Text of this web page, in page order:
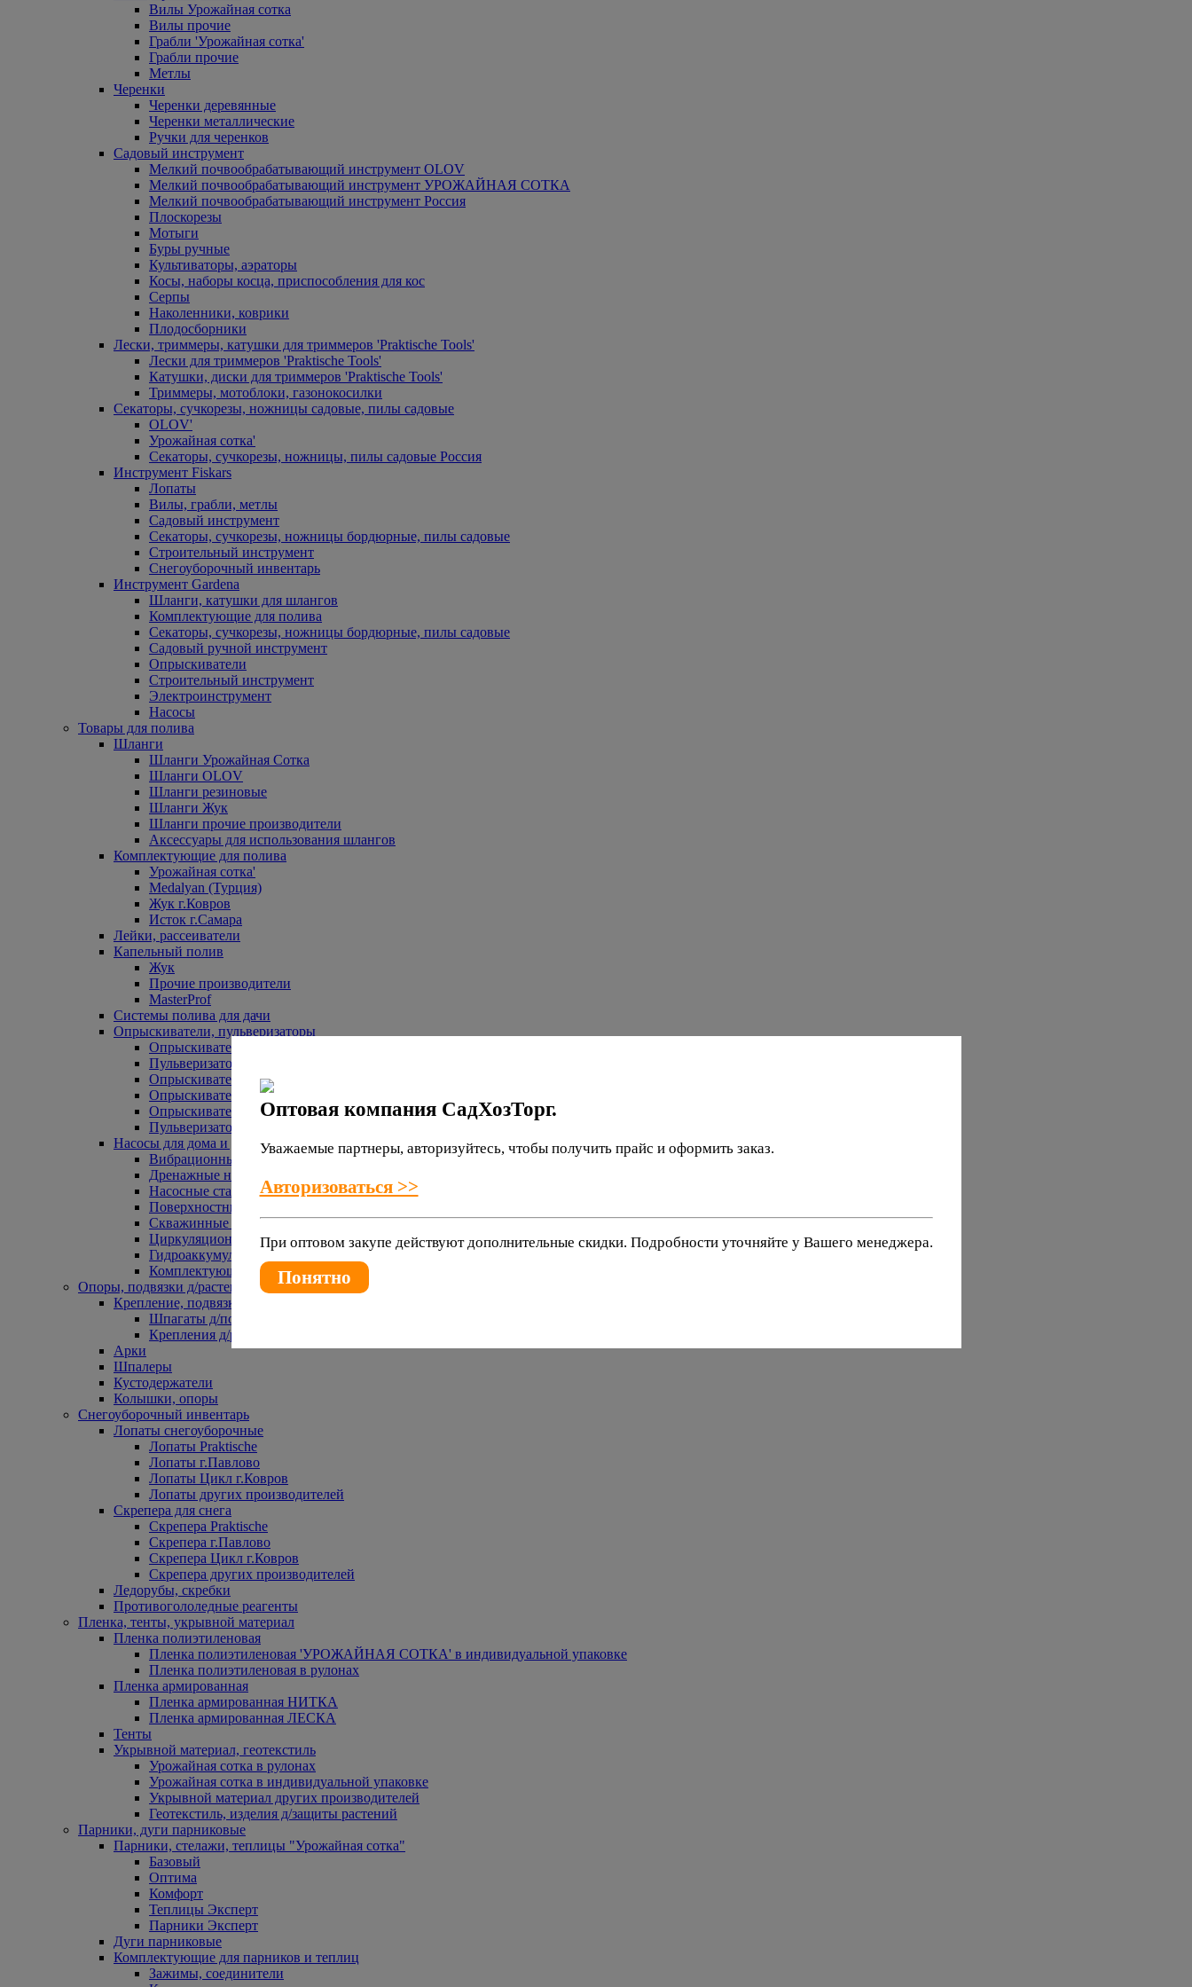
Вилы Урожайная сотка
Вилы прочие
Грабли 'Урожайная сотка'
Грабли прочие
Метлы
Черенки
Черенки деревянные
Черенки металлические
Ручки для черенков
Садовый инструмент
Мелкий почвообрабатывающий инструмент OLOV
Мелкий почвообрабатывающий инструмент УРОЖАЙНАЯ СОТКА
Мелкий почвообрабатывающий инструмент Россия
Плоскорезы
Мотыги
Буры ручные
Культиваторы, аэраторы
Косы, наборы косца, приспособления для кос
Серпы
Наколенники, коврики
Плодосборники
Лески, триммеры, катушки для триммеров 'Praktische Tools'
Лески для триммеров 'Praktische Tools'
Катушки, диски для триммеров 'Praktische Tools'
Триммеры, мотоблоки, газонокосилки
Секаторы, сучкорезы, ножницы садовые, пилы садовые
OLOV'
Урожайная сотка'
Секаторы, сучкорезы, ножницы, пилы садовые Россия
Инструмент Fiskars
Лопаты
Вилы, грабли, метлы
Садовый инструмент
Секаторы, сучкорезы, ножницы бордюрные, пилы садовые
Строительный инструмент
Снегоуборочный инвентарь
Инструмент Gardena
Шланги, катушки для шлангов
Комплектующие для полива
Секаторы, сучкорезы, ножницы бордюрные, пилы садовые
Садовый ручной инструмент
Опрыскиватели
Строительный инструмент
Электроинструмент
Насосы
Товары для полива
Шланги
Шланги Урожайная Сотка
Шланги OLOV
Шланги резиновые
Шланги Жук
Шланги прочие производители
Аксессуары для использования шлангов
Комплектующие для полива
Урожайная сотка'
Medalyan (Турция)
Жук г.Ковров
Исток г.Самара
Лейки, рассеиватели
Капельный полив
Жук
Прочие производители
MasterProf
Системы полива для дачи
Опрыскиватели, пульверизаторы
Опрыскиватели аккумуляторные
Пульверизаторы прочие
Опрыскиватели Урожайная сотка
Опрыскиватели Жук
Опрыскиватели прочие
Пульверизаторы Урожайная сотка
Насосы для дома и дачи
Вибрационные насосы
Дренажные насосы
Насосные станции
Поверхностные насосы
Скважинные насосы
Циркуляционные насосы
Гидроаккумуляторы и расширительные баки
Комплектующие к насосам
Опоры, подвязки д/растений
Крепление, подвязки д/растений
Шпагаты д/подвязки растений
Крепления д/растений
Арки
Шпалеры
Кустодержатели
Колышки, опоры
Снегоуборочный инвентарь
Лопаты снегоуборочные
Лопаты Praktische
Лопаты г.Павлово
Лопаты Цикл г.Ковров
Лопаты других производителей
Скрепера для снега
Скрепера Praktische
Скрепера г.Павлово
Скрепера Цикл г.Ковров
Скрепера других производителей
Ледорубы, скребки
Противогололедные реагенты
Пленка, тенты, укрывной материал
Пленка полиэтиленовая
Пленка полиэтиленовая 'УРОЖАЙНАЯ СОТКА' в индивидуальной упаковке
Пленка полиэтиленовая в рулонах
Пленка армированная
Пленка армированная НИТКА
Пленка армированная ЛЕСКА
Тенты
Укрывной материал, геотекстиль
Урожайная сотка в рулонах
Урожайная сотка в индивидуальной упаковке
Укрывной материал других производителей
Геотекстиль, изделия д/защиты растений
Парники, дуги парниковые
Парники, стелажи, теплицы "Урожайная сотка"
Базовый
Оптима
Комфорт
Теплицы Эксперт
Парники Эксперт
Дуги парниковые
Комплектующие для парников и теплиц
Зажимы, соединители
Оптовая компания СадХозТорг.
Уважаемые партнеры, авторизуйтесь, чтобы получить прайс и оформить заказ.
Авторизоваться >>
При оптовом закупе действуют дополнительные скидки. Подробности уточняйте у Вашего менеджера.
Понятно